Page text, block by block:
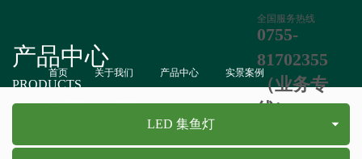
全国服务热线
0755-
81702355
（业务专
线）：865
首页 关于我们 产品中心 实景案例
技术服务 新闻
产品中心
PRODUCTS
LED 集鱼灯